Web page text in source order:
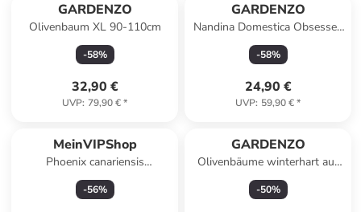
GARDENZO
Olivenbaum XL 90-110cm
-58%
32,90 €
UVP: 79,90 €*
GARDENZO
Nandina Domestica Obsessed
in Bunt
-58%
24,90 €
UVP: 59,90 €*
MeinVIPShop
Phoenix canariensis
Dattelpalme
-56%
GARDENZO
Olivenbäume winterhart auf
Stamm mittel
-50%